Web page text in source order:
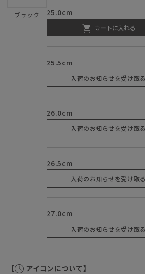
ブラック 25.0cm
カートに入れる
25.5cm
入荷のお知らせを受け取る
26.0cm
入荷のお知らせを受け取る
26.5cm
入荷のお知らせを受け取る
27.0cm
入荷のお知らせを受け取る
【 アイコンについて】